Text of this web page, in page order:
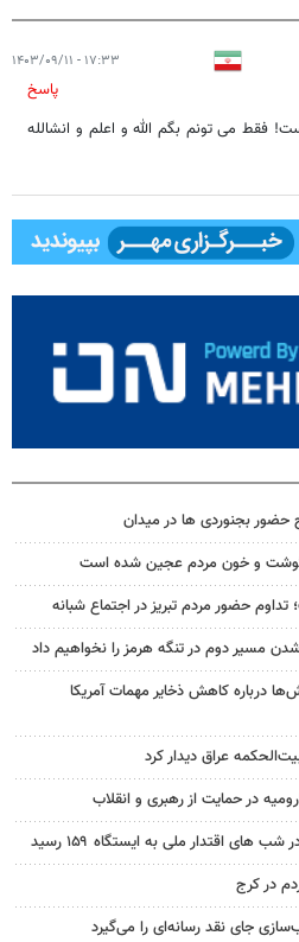
۱۷:۳۳ - ۱۴۰۳/۰۹/۱۱
پاسخ
فقط می تونم بگم الله و اعلم و انشالله
بجنوردی ها در میدان
و خون مردم عجین شده است
مسیر دوم در تنگه هرمز را نخواهیم داد
درباره کاهش ذخایر مهمات آمریکا
عراق دیدار کرد
در حمایت از رهبری و انقلاب
اقتدار ملی به ایستگاه ۱۵۹ رسید
جای نقد رسانه‌ای را می‌گیرد